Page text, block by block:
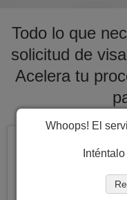
Todo lo que
solicitud de
Acelera tu
Solicite varias visas a
de
Whoops! El